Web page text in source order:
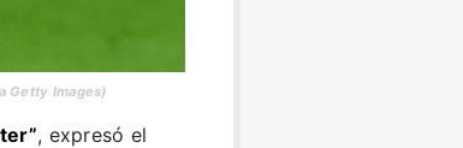
Getty Images)
, expresó el